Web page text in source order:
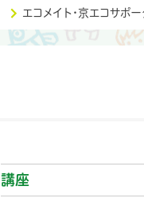
エコメイト・京エコサポ
講座